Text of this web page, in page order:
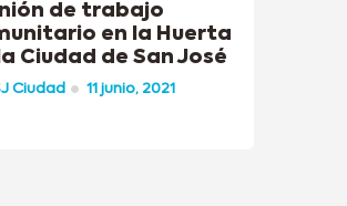
de trabajo
en la Huerta
Ciudad de San José
Ciudad 11 junio, 2021